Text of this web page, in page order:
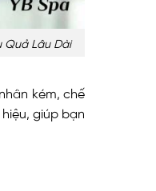
Quả Lâu Dài
kém, chế
giúp bạn